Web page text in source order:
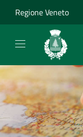
Regione Veneto